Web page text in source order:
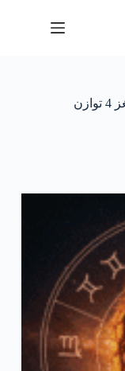
مواليد 4 أكتوبر أسرار شخصية برج الميزان ولغز 4 توازن